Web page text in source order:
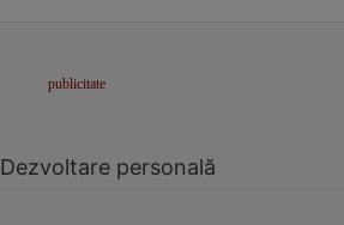
Dezvoltare personală